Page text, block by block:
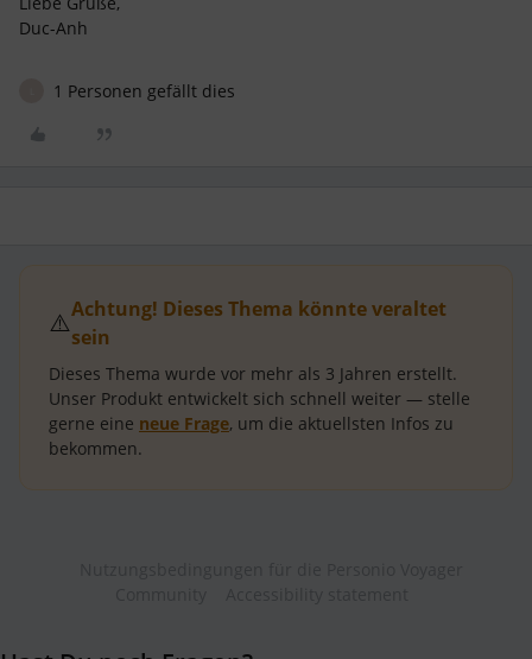
Duc-Anh
1 Personen gefällt dies
⚠️Achtung! Dieses Thema könnte veraltet
sein
Dieses Thema wurde vor mehr als 3 Jahren erstellt.
Unser Produkt entwickelt sich schnell weiter — stelle
gerne eine neue Frage, um die aktuellsten Infos zu
bekommen.